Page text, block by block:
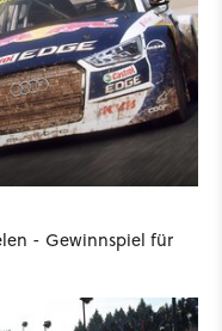
- Gewinnspiel für